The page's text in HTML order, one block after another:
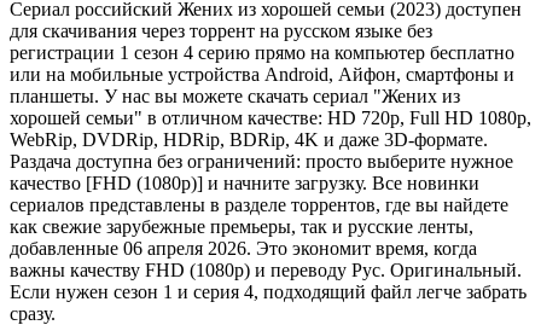
Сериал российский Жених из хорошей семьи (2023) доступен
для скачивания через торрент на русском языке без
регистрации 1 сезон 4 серию прямо на компьютер бесплатно
или на мобильные устройства Android, Айфон, смартфоны и
планшеты. У нас вы можете скачать сериал "Жених из
хорошей семьи" в отличном качестве: HD 720p, Full HD 1080p,
WebRip, DVDRip, HDRip, BDRip, 4K и даже 3D-формате.
Раздача доступна без ограничений: просто выберите нужное
качество [FHD (1080p)] и начните загрузку. Все новинки
сериалов представлены в разделе торрентов, где вы найдете
как свежие зарубежные премьеры, так и русские ленты,
добавленные 06 апреля 2026. Это экономит время, когда
важны качеству FHD (1080p) и переводу Рус. Оригинальный.
Если нужен сезон 1 и серия 4, подходящий файл легче забрать
сразу.